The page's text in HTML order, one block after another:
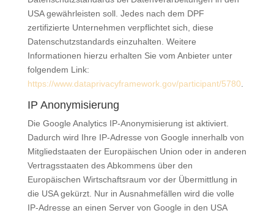
USA gewährleisten soll. Jedes nach dem DPF
zertifizierte Unternehmen verpflichtet sich, diese
Datenschutzstandards einzuhalten. Weitere
Informationen hierzu erhalten Sie vom Anbieter unter
folgendem Link:
https://www.dataprivacyframework.gov/participant/5780
IP Anonymisierung
Die Google Analytics IP-Anonymisierung ist aktiviert.
Dadurch wird Ihre IP-Adresse von Google innerhalb von
Mitgliedstaaten der Europäischen Union oder in anderen
Vertragsstaaten des Abkommens über den
Europäischen Wirtschaftsraum vor der Übermittlung in
die USA gekürzt. Nur in Ausnahmefällen wird die volle
IP-Adresse an einen Server von Google in den USA